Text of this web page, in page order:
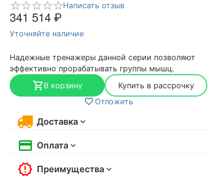
Написать отзыв
341 514₽
Уточняйте наличие
Надежные тренажеры данной серии позволяют
эффективно прорабатывать группы мышц.
В корзину
Купить в рассрочку
Отложить
Доставка
Оплата
Преимущества